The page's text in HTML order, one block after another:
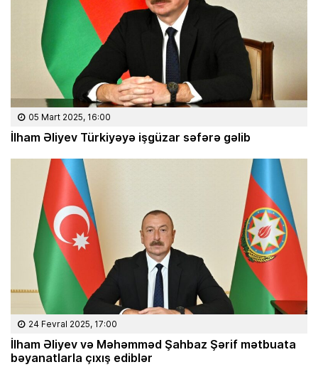
05 Mart 2025, 16:00
İlham Əliyev Türkiyəyə işgüzar səfərə gəlib
24 Fevral 2025, 17:00
İlham Əliyev və Məhəmməd Şahbaz Şərif mətbuata
bəyanatlarla çıxış ediblər